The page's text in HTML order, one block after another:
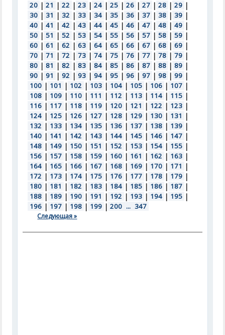
20 | 21 | 22 | 23 | 24 | 25 | 26 | 27 | 28 | 29 |
30 | 31 | 32 | 33 | 34 | 35 | 36 | 37 | 38 | 39 |
40 | 41 | 42 | 43 | 44 | 45 | 46 | 47 | 48 | 49 |
50 | 51 | 52 | 53 | 54 | 55 | 56 | 57 | 58 | 59 |
60 | 61 | 62 | 63 | 64 | 65 | 66 | 67 | 68 | 69 |
70 | 71 | 72 | 73 | 74 | 75 | 76 | 77 | 78 | 79 |
80 | 81 | 82 | 83 | 84 | 85 | 86 | 87 | 88 | 89 |
90 | 91 | 92 | 93 | 94 | 95 | 96 | 97 | 98 | 99 |
100 | 101 | 102 | 103 | 104 | 105 | 106 | 107 |
108 | 109 | 110 | 111 | 112 | 113 | 114 | 115 |
116 | 117 | 118 | 119 | 120 | 121 | 122 | 123 |
124 | 125 | 126 | 127 | 128 | 129 | 130 | 131 |
132 | 133 | 134 | 135 | 136 | 137 | 138 | 139 |
140 | 141 | 142 | 143 | 144 | 145 | 146 | 147 |
148 | 149 | 150 | 151 | 152 | 153 | 154 | 155 |
156 | 157 | 158 | 159 | 160 | 161 | 162 | 163 |
164 | 165 | 166 | 167 | 168 | 169 | 170 | 171 |
172 | 173 | 174 | 175 | 176 | 177 | 178 | 179 |
180 | 181 | 182 | 183 | 184 | 185 | 186 | 187 |
188 | 189 | 190 | 191 | 192 | 193 | 194 | 195 |
196 | 197 | 198 | 199 | 200 ... 347
Следующая »